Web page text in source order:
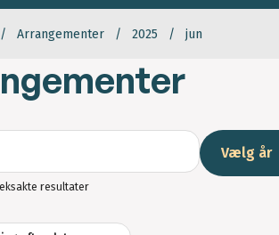
Arrangementer 2025 jun
Søg
resultater
Vælg år